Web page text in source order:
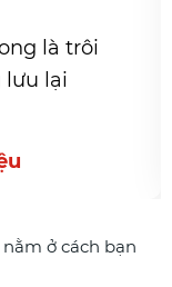
là trôi
lưu lại